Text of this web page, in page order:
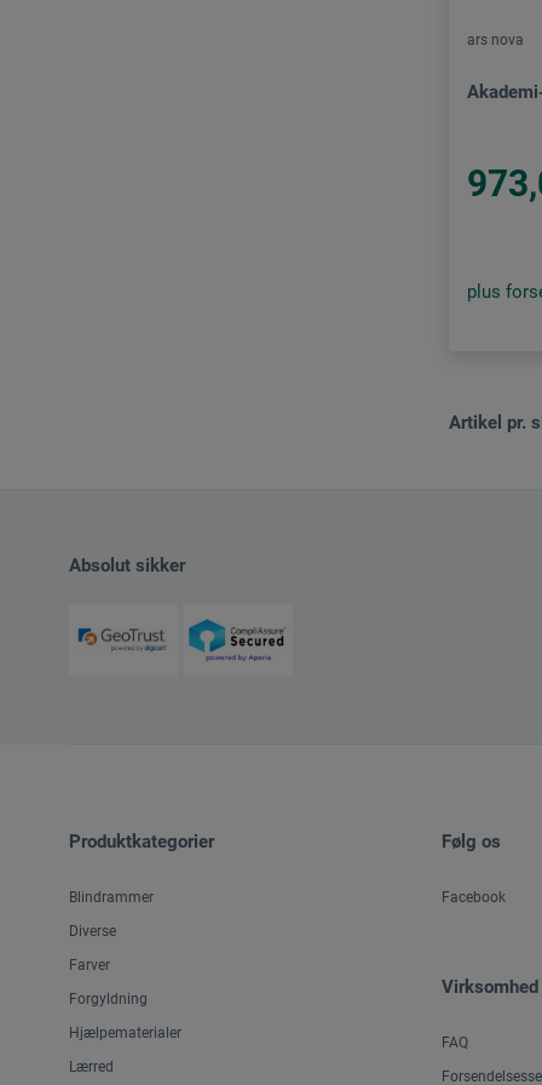
ars nova
plus
Artikel pr.
Absolut sikker
Produktkategorier
Blindrammer
Diverse
Farver
Forgyldning
Hjælpematerialer
Lærred
Følg os
Facebook
Virksomhed
FAQ